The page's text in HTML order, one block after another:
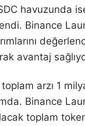
havuzunda
Binance
avantaj
arzı 1
Binance
toplam